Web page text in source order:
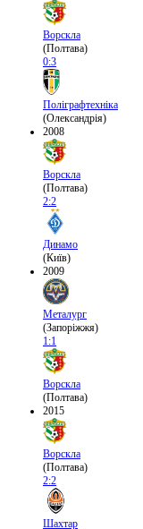
Ворскла
(Полтава)
0:3
Поліграфтехніка
(Олександрія)
2008
Ворскла
(Полтава)
2:2
Динамо
(Київ)
2009
Металург
(Запоріжжя)
1:1
Ворскла
(Полтава)
2015
Ворскла
(Полтава)
2:2
Шахтар